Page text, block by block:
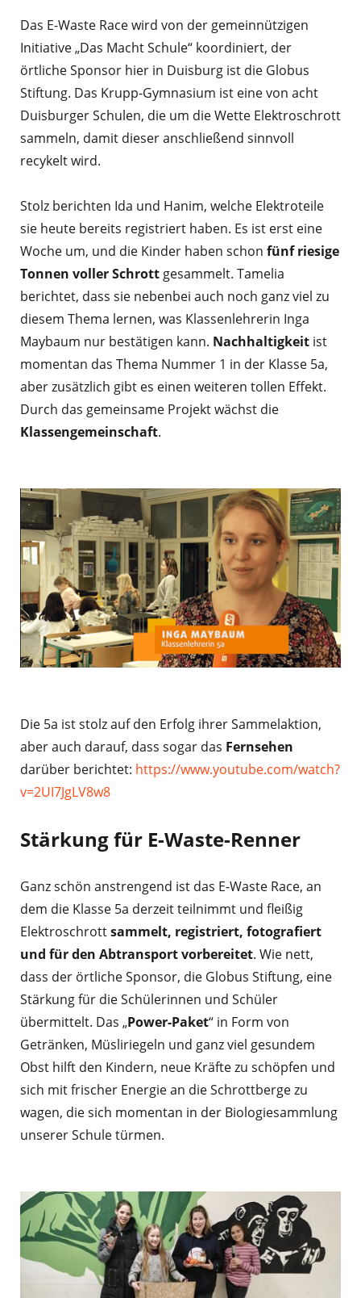
Das E-Waste Race wird von der gemeinnützigen
Initiative „Das Macht Schule“ koordiniert, der
örtliche Sponsor hier in Duisburg ist die Globus
Stiftung. Das Krupp-Gymnasium ist eine von acht
Duisburger Schulen, die um die Wette Elektroschrott
sammeln, damit dieser anschließend sinnvoll
recykelt wird.
Stolz berichten Ida und Hanim, welche Elektroteile
sie heute bereits registriert haben. Es ist erst eine
Woche um, und die Kinder haben schon fünf riesige
Tonnen voller Schrott gesammelt. Tamelia
berichtet, dass sie nebenbei auch noch ganz viel zu
diesem Thema lernen, was Klassenlehrerin Inga
Maybaum nur bestätigen kann. Nachhaltigkeit ist
momentan das Thema Nummer 1 in der Klasse 5a,
aber zusätzlich gibt es einen weiteren tollen Effekt.
Durch das gemeinsame Projekt wächst die
Klassengemeinschaft.
Die 5a ist stolz auf den Erfolg ihrer Sammelaktion,
aber auch darauf, dass sogar das Fernsehen
darüber berichtet: https://www.youtube.com/watch?
v=2UI7JgLV8w8
Stärkung für E-Waste-Renner
Ganz schön anstrengend ist das E-Waste Race, an
dem die Klasse 5a derzeit teilnimmt und fleißig
Elektroschrottsammelt, registriert, fotografiert
und für den Abtransport vorbereitet. Wie nett,
dass der örtliche Sponsor, die Globus Stiftung, eine
Stärkung für die Schülerinnen und Schüler
übermittelt. Das „Power-Paket“ in Form von
Getränken, Müsliriegeln und ganz viel gesundem
Obst hilft den Kindern, neue Kräfte zu schöpfen und
sich mit frischer Energie an die Schrottberge zu
wagen, die sich momentan in der Biologiesammlung
unserer Schule türmen.